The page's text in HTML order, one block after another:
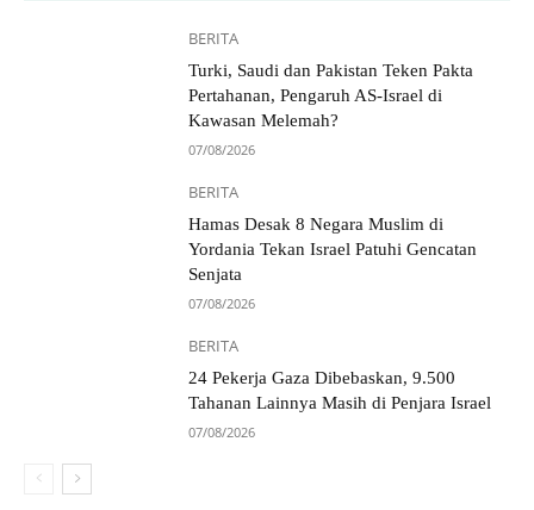
BERITA
Turki, Saudi dan Pakistan Teken Pakta
Pertahanan, Pengaruh AS-Israel di
Kawasan Melemah?
07/08/2026
BERITA
Hamas Desak 8 Negara Muslim di
Yordania Tekan Israel Patuhi Gencatan
Senjata
07/08/2026
BERITA
24 Pekerja Gaza Dibebaskan, 9.500
Tahanan Lainnya Masih di Penjara Israel
07/08/2026